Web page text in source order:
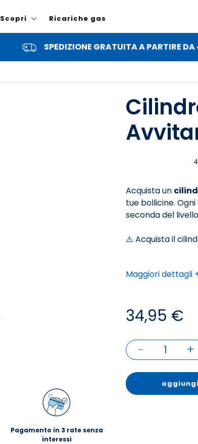
Scopri Ricariche gas
SPEDIZIONE GRATUITA A PARTIRE
Pagamento in 3 rate senza
interessi
Acquista un
tue bollicine.
seconda del
⚠️ Acquista il
Maggiori dettagli
34,95 €
- 1 +
aggiungi